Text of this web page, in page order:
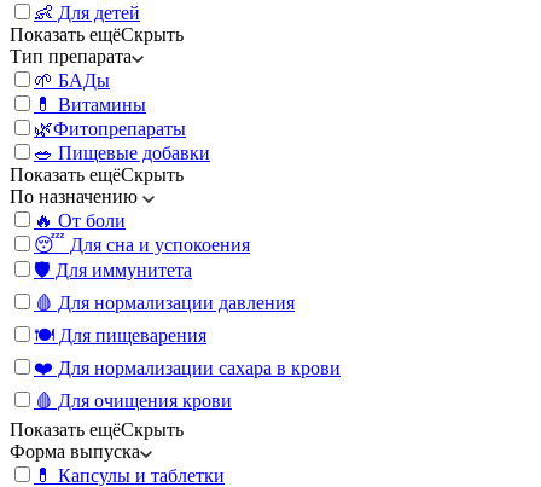
👶 Для детей
Показать ещёСкрыть
Тип препарата
🌱 БАДы
💊 Витамины
🌿Фитопрепараты
🥗 Пищевые добавки
Показать ещёСкрыть
По назначению
🔥 От боли
😴 Для сна и успокоения
🛡️ Для иммунитета
🩸 Для нормализации давления
🍽️ Для пищеварения
❤️ Для нормализации сахара в крови
🩸 Для очищения крови
Показать ещёСкрыть
Форма выпуска
💊 Капсулы и таблетки